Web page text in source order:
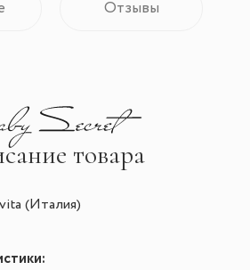
Отзывы
товара
(Италия)